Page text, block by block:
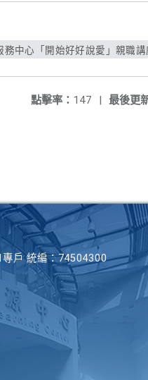
務中心「開始好好說愛」親職
最後更
點擊率： 147 |
戶 統編：74504300